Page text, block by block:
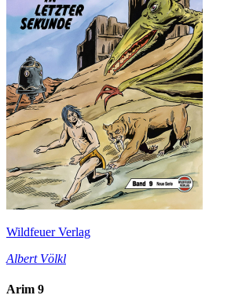
Wildfeuer Verlag
Albert Völkl
Arim 9